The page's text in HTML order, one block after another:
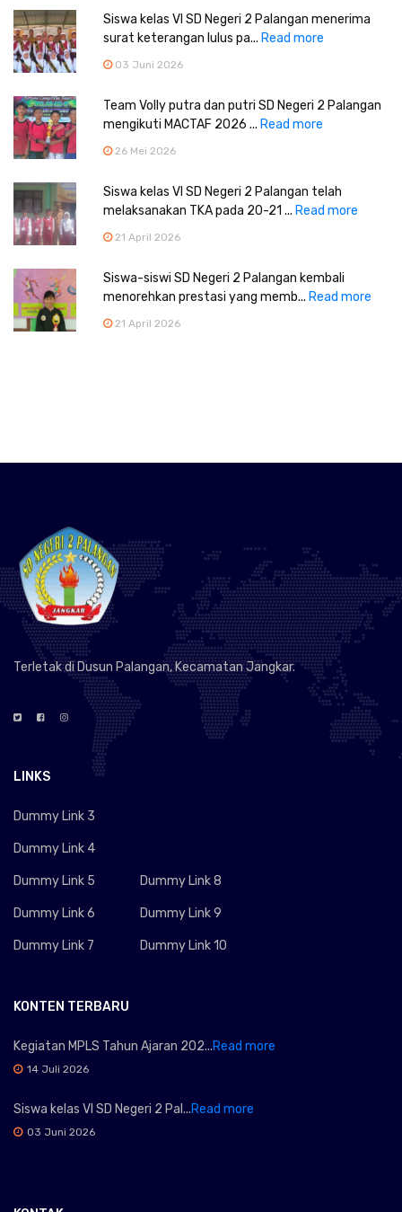
Siswa kelas VI SD Negeri 2 Palangan menerima
surat keterangan lulus pa... Read more
03 Juni 2026
Team Volly putra dan putri SD Negeri 2 Palangan
mengikuti MACTAF 2026 ... Read more
26 Mei 2026
Siswa kelas VI SD Negeri 2 Palangan telah
melaksanakan TKA pada 20-21 ... Read more
21 April 2026
Siswa-siswi SD Negeri 2 Palangan kembali
menorehkan prestasi yang memb... Read more
21 April 2026
Terletak di Dusun Palangan, Kecamatan Jangkar.
LINKS
Dummy Link 3
Dummy Link 4
Dummy Link 5
Dummy Link 6
Dummy Link 7
Dummy Link 8
Dummy Link 9
Dummy Link 10
KONTEN TERBARU
Kegiatan MPLS Tahun Ajaran 202...Read more
14 Juli 2026
Siswa kelas VI SD Negeri 2 Pal...Read more
03 Juni 2026